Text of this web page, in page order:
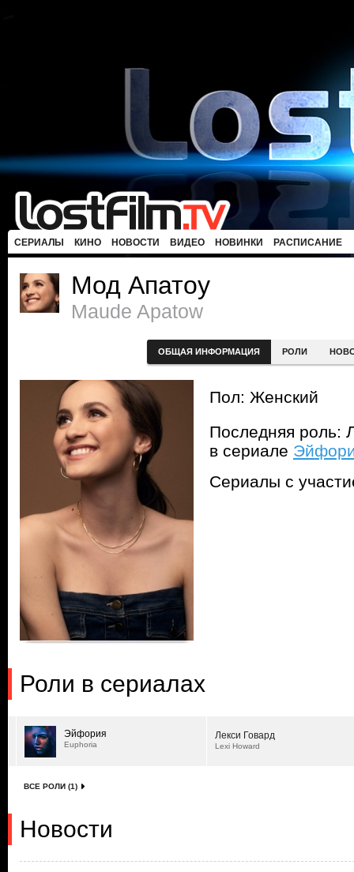
СЕРИАЛЫ КИНО НОВОСТИ ВИДЕО НОВИНКИ РАСПИСАНИЕ
Мод Апатоу
Maude Apatow
ОБЩАЯ ИНФОРМАЦИЯ РОЛИ
Пол: Женский
Последняя роль:
в сериале
Сериалы с
Роли в сериалах
Эйфория
Euphoria
Лекси Говард
Lexi Howard
ВСЕ РОЛИ (1)
Новости